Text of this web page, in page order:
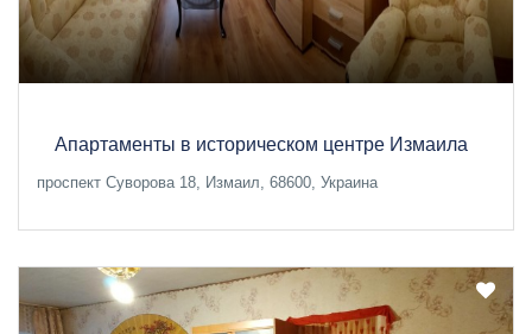
Апартаменты в историческом центре Измаила
проспект Суворова 18, Измаил, 68600, Украина